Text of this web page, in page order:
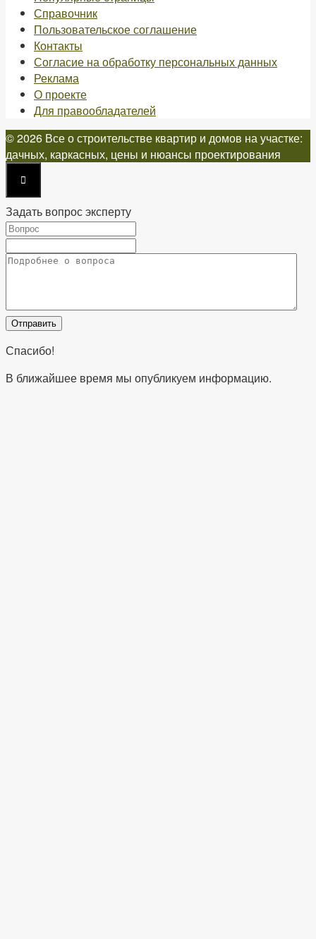
Справочник
Пользовательское соглашение
Контакты
Согласие на обработку персональных данных
Реклама
О проекте
Для правообладателей
© 2026 Все о строительстве квартир и домов на участке:
дачных, каркасных, цены и нюансы проектирования
Задать вопрос эксперту
Спасибо!
В ближайшее время мы опубликуем информацию.